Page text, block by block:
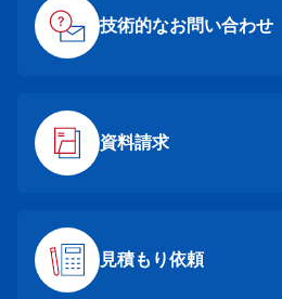
技術的なお問い合わせ
資料請求
見積もり依頼